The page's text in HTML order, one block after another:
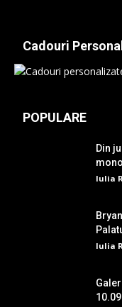
Cadouri
POPULARE
Din
Iulia
Iulia